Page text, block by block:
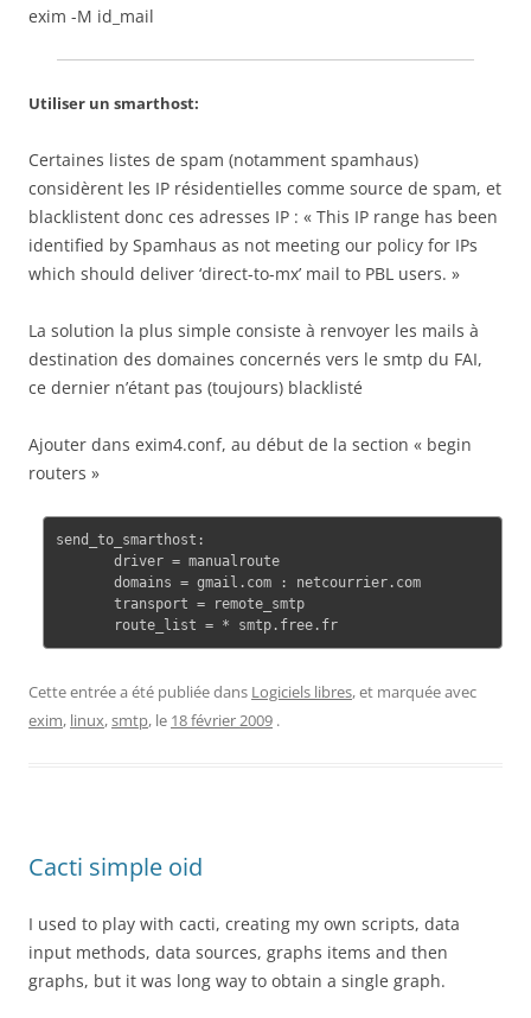
exim -M id_mail
Utiliser un smarthost:
Certaines listes de spam (notamment spamhaus)
considèrent les IP résidentielles comme source de spam, et
blacklistent donc ces adresses IP : « This IP range has been
identified by Spamhaus as not meeting our policy for IPs
which should deliver ‘direct-to-mx’ mail to PBL users. »
La solution la plus simple consiste à renvoyer les mails à
destination des domaines concernés vers le smtp du FAI,
ce dernier n’étant pas (toujours) blacklisté
Ajouter dans exim4.conf, au début de la section « begin
routers »
send_to_smarthost:
       driver = manualroute
       domains = gmail.com : netcourrier.com
       transport = remote_smtp
Cette entrée a été publiée dans Logiciels libres, et marquée avec
exim, linux,smtp, le 18 février 2009 .
Cacti simple oid
I used to play with cacti, creating my own scripts, data
input methods, data sources, graphs items and then
graphs, but it was long way to obtain a single graph.